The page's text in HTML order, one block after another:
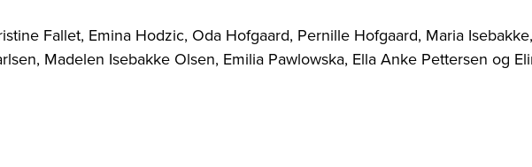
Fallet, Emina Hodzic, Oda Hofgaard, Pernille Hofgaard, Maria Isebakke,
Madelen Isebakke Olsen, Emilia Pawlowska, Ella Anke Pettersen og